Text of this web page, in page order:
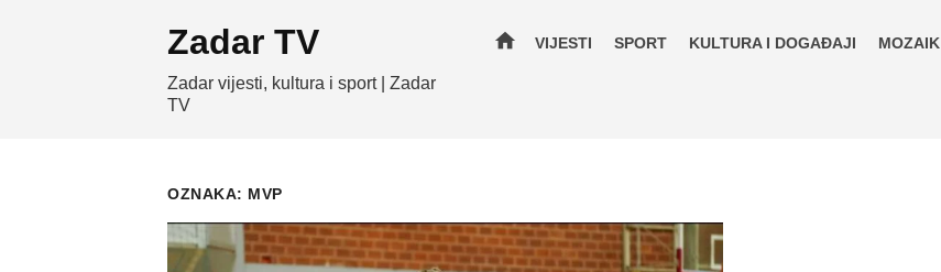
Zadar TV
Zadar vijesti, kultura i sport | Zadar
TV
home VIJESTI SPORT KULTURA I DOGAĐAJI MOZAIK
OZNAKA: MVP